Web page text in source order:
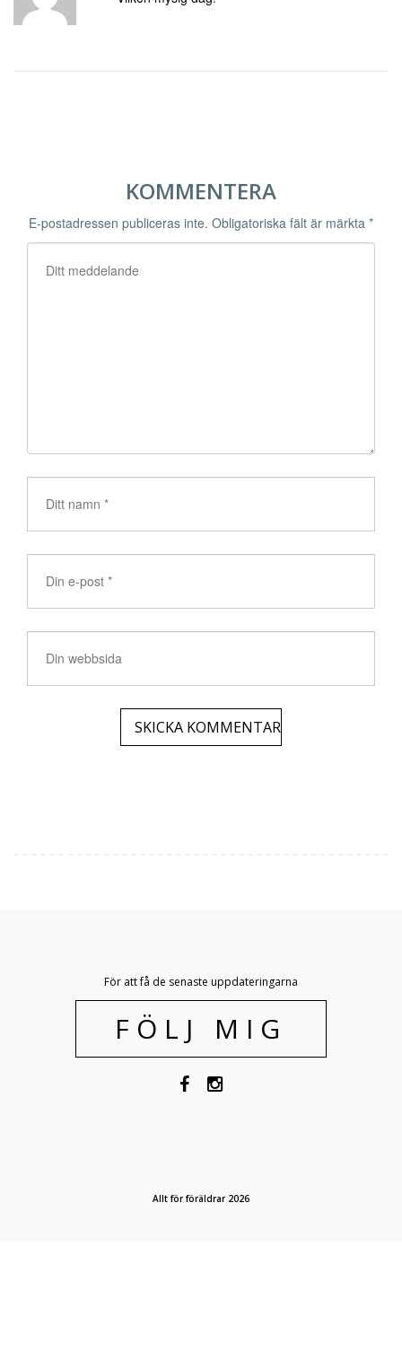
KOMMENTERA
E-postadressen publiceras inte. Obligatoriska fält är märkta *
För att få de senaste uppdateringarna
FÖLJ MIG
Allt för föräldrar 2026